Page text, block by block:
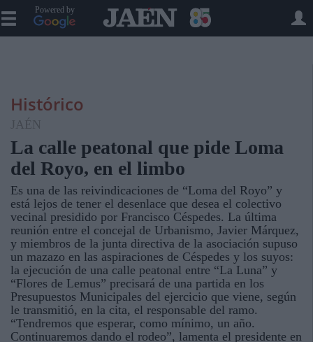
Powered by
Histórico
JAÉN
La calle peatonal que pide Loma
del Royo, en el limbo
Es una de las reivindicaciones de “Loma del Royo” y
está lejos de tener el desenlace que desea el colectivo
vecinal presidido por Francisco Céspedes. La última
reunión entre el concejal de Urbanismo, Javier Márquez,
y miembros de la junta directiva de la asociación supuso
un mazazo en las aspiraciones de Céspedes y los suyos:
la ejecución de una calle peatonal entre “La Luna” y
“Flores de Lemus” precisará de una partida en los
Presupuestos Municipales del ejercicio que viene, según
le transmitió, en la cita, el responsable del ramo.
“Tendremos que esperar, como mínimo, un año.
Continuaremos dando el rodeo”, lamenta el presidente en